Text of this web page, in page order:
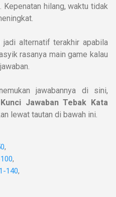
hilang, waktu tidak
alternatif terakhir apabila
rasanya main game kalau
jawabannya di sini,
Kunci Jawaban Tebak Kata
lewat tautan di bawah ini.
,
,
140,